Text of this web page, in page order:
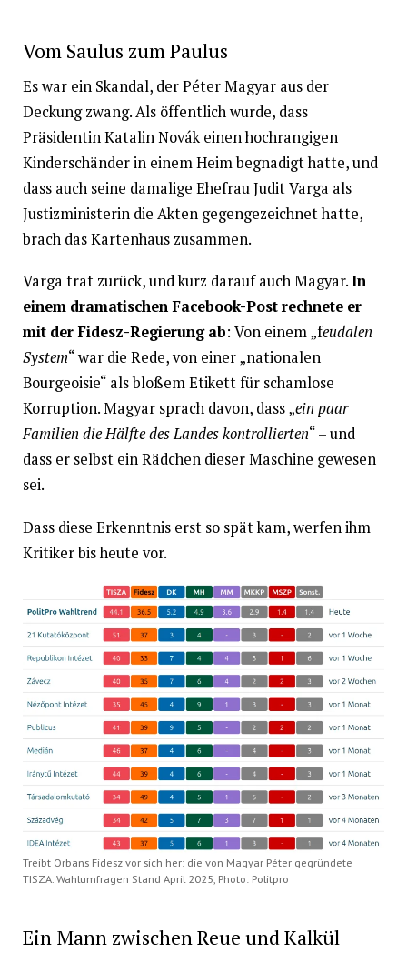
Vom Saulus zum Paulus
Es war ein Skandal, der Péter Magyar aus der
Deckung zwang. Als öffentlich wurde, dass
Präsidentin Katalin Novák einen hochrangigen
Kinderschänder in einem Heim begnadigt hatte, und
dass auch seine damalige Ehefrau Judit Varga als
Justizministerin die Akten gegengezeichnet hatte,
brach das Kartenhaus zusammen.
Varga trat zurück, und kurz darauf auch Magyar.In
einem dramatischen Facebook-Post rechnete er
mit der Fidesz-Regierung ab: Von einem „feudalen
System“ war die Rede, von einer „nationalen
Bourgeoisie“ als bloßem Etikett für schamlose
Korruption. Magyar sprach davon, dass „ein paar
Familien die Hälfte des Landes kontrollierten“ – und
dass er selbst ein Rädchen dieser Maschine gewesen
sei.
Dass diese Erkenntnis erst so spät kam, werfen ihm
Kritiker bis heute vor.
Treibt Orbans Fidesz vor sich her: die von Magyar Péter gegründete
TISZA. Wahlumfragen Stand April 2025, Photo: Politpro
Ein Mann zwischen Reue und Kalkül